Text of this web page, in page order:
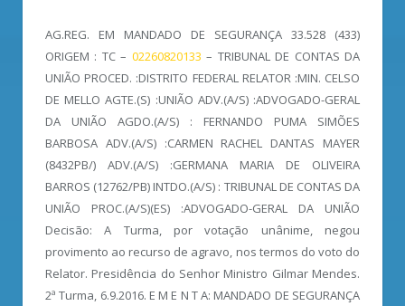
AG.REG. EM MANDADO DE SEGURANÇA 33.528 (433)
ORIGEM : TC – 02260820133 – TRIBUNAL DE CONTAS DA
UNIÃO PROCED. :DISTRITO FEDERAL RELATOR :MIN. CELSO
DE MELLO AGTE.(S) :UNIÃO ADV.(A/S) :ADVOGADO-GERAL
DA UNIÃO AGDO.(A/S) : FERNANDO PUMA SIMÕES
BARBOSA ADV.(A/S) :CARMEN RACHEL DANTAS MAYER
(8432PB/) ADV.(A/S) :GERMANA MARIA DE OLIVEIRA
BARROS (12762/PB) INTDO.(A/S) : TRIBUNAL DE CONTAS DA
UNIÃO PROC.(A/S)(ES) :ADVOGADO-GERAL DA UNIÃO
Decisão: A Turma, por votação unânime, negou
provimento ao recurso de agravo, nos termos do voto do
Relator. Presidência do Senhor Ministro Gilmar Mendes.
2ª Turma, 6.9.2016. E M E N T A: MANDADO DE SEGURANÇA